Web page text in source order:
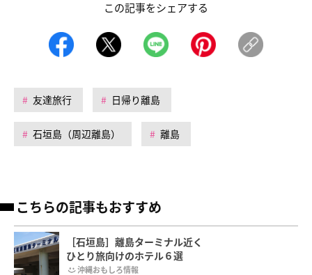
この記事をシェアする
友達旅行 日帰り離島
石垣島（周辺離島） 離島
こちらの記事もおすすめ
［石垣島］離島ターミナル近く
ひとり旅向けのホテル６選
沖縄おもしろ情報